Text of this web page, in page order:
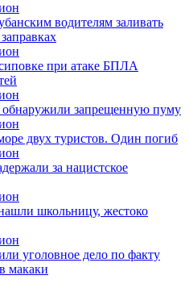
водителям заливать
при атаке БПЛА
обнаружили запрещенную пуму
двух туристов. Один погиб
за нацистское
школьницу, жестоко
уголовное дело по факту
макаки